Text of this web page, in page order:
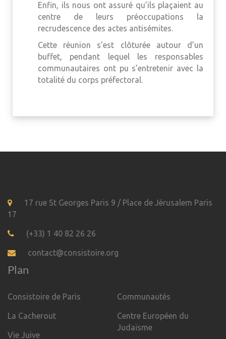
Enfin, ils nous ont assuré qu’ils plaçaient au
centre de leurs préoccupations la
recrudescence des actes antisémites.
Cette réunion s’est clôturée autour d’un
buffet, pendant lequel les responsables
communautaires ont pu s’entretenir avec la
totalité du corps préfectoral.
17 rue St Georges Paris 9 / Place de Jérusalem Paris
17
(+33) 1 40 82 26 26
contact@consistoire.org
Plan
Consistoire de Paris
La Cacherout
Vie Juive
Communautés
Centre Européen du
Judaïsme